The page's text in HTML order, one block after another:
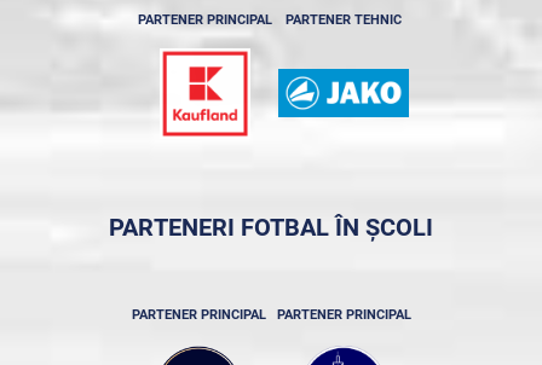
PARTENER PRINCIPAL PARTENER TEHNIC
PARTENERI FOTBAL ÎN ȘCOLI
PARTENER PRINCIPAL PARTENER PRINCIPAL